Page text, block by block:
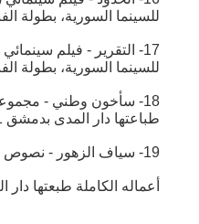
للسينما السورية، بطولة
17- التقرير - فيلم
للسينما السورية، بطولة
طباعتها دار المدى بدمشق 2001 )
19- سياف الزهور - نصوص ( دار المدى بدمشق 2001)
أعماله الكاملة طبعتها دار